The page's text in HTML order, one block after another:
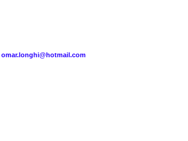
omar.longhi@hotmail.com